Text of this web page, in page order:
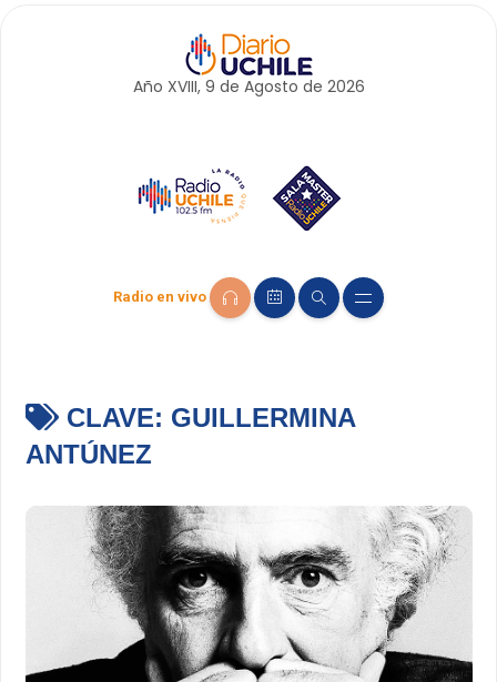
Año XVIII, 9 de Agosto de 2026
Radio en vivo
CLAVE: GUILLERMINA
ANTÚNEZ